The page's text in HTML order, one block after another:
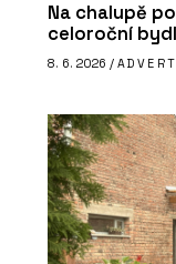
Na chalupě
celoroční
8. 6. 2026 /